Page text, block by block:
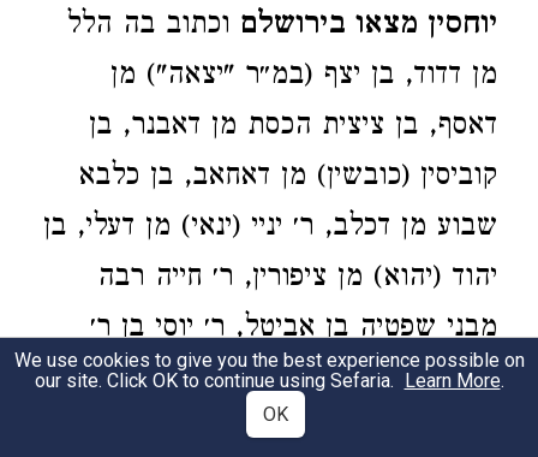
יוחסין מצאו בירושלם וכתוב בה הלל
מן דדוד, בן יצף (במ״ר "יצאה") מן
דאסף, בן ציצית הכסת מן דאבנר, בן
קוביסין (כובשין) מן דאחאב, בן כלבא
שבוע מן דכלב, ר׳ יניי (ינאי) מן דעלי, בן
יהוד (יהוא) מן ציפורין, ר׳ חייה רבה
מבני שפטיה בן אביטל, ר׳ יוסי בן ר׳
חלפתא מבני יונדב בן רכב, ר׳ נחמיה מן
נחמיה התרשתא וכו׳.
We use cookies to give you the best experience possible on
our site. Click OK to continue using Sefaria. Learn More.
OK